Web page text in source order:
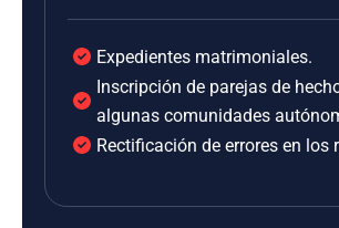
Expedientes matrimoniales.
Inscripción de parejas de
algunas comunidades
Rectificación de errores en los